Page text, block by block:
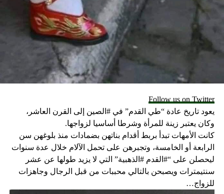
Follow us on Twitter
يعود تاريخ عادة “طي القدم” في #الصين إلى القرن العاشر،
وكان يعتبر زينة للمرأة وشرطا أساسيا لزواجها.
كانت الأمهات تبدأ بربط أقدام بناتهن بضمادات منذ بلوغهن سن
الرابعة أو الخامسة، وتجبرهن على تحمل الآلام خلال عدة سنوات
ليحصلن على “#القدم #الذهبية” التي لا يزيد طولها عن عشر
سنتيمترات ويصبحن بالتالي محببات من قبل الرجال وجاهزات
للزواج…